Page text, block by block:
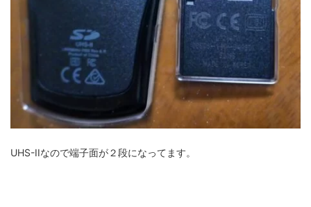
UHS-IIなので端子面が２段になってます。